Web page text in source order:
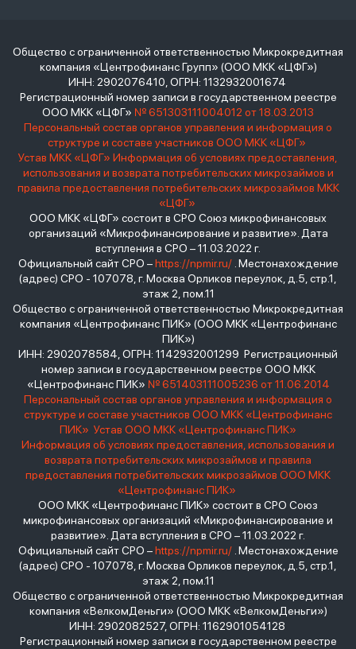
Общество с ограниченной ответственностью Микрокредитная
компания «Центрофинанс Групп» (ООО МКК «ЦФГ»)
ИНН: 2902076410, ОГРН: 1132932001674
Регистрационный номер записи в государственном реестре
ООО МКК «ЦФГ» № 651303111004012 от 18.03.2013
Персональный состав органов управления и информация о
структуре и составе участников ООО МКК «ЦФГ»
Устав МКК «ЦФГ» Информация об условиях предоставления,
использования и возврата потребительских микрозаймов и
правила предоставления потребительских микрозаймов МКК
«ЦФГ»
ООО МКК «ЦФГ» состоит в СРО Союз микрофинансовых
организаций «Микрофинансирование и развитие». Дата
вступления в СРО – 11.03.2022 г.
Официальный сайт СРО –https://npmir.ru/. Местонахождение
(адрес) СРО - 107078, г. Москва Орликов переулок, д.5, стр.1,
этаж 2, пом.11
Общество с ограниченной ответственностью Микрокредитная
компания «Центрофинанс ПИК» (ООО МКК «Центрофинанс
ПИК»)
ИНН: 2902078584, ОГРН: 1142932001299 Регистрационный
номер записи в государственном реестре ООО МКК
«Центрофинанс ПИК» № 651403111005236 от 11.06.2014
Персональный состав органов управления и информация о
структуре и составе участников ООО МКК «Центрофинанс
ПИК» Устав ООО МКК «Центрофинанс ПИК»
Информация об условиях предоставления, использования и
возврата потребительских микрозаймов и правила
предоставления потребительских микрозаймов ООО МКК
«Центрофинанс ПИК»
ООО МКК «Центрофинанс ПИК» состоит в СРО Союз
микрофинансовых организаций «Микрофинансирование и
развитие». Дата вступления в СРО – 11.03.2022 г.
Официальный сайт СРО –https://npmir.ru/. Местонахождение
(адрес) СРО - 107078, г. Москва Орликов переулок, д.5, стр.1,
этаж 2, пом.11
Общество с ограниченной ответственностью Микрокредитная
компания «ВелкомДеньги» (ООО МКК «ВелкомДеньги»)
ИНН: 2902082527, ОГРН: 1162901054128
Регистрационный номер записи в государственном реестре